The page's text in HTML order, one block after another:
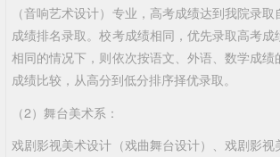
（音响艺术设计）专业，高考成绩达到我院录
成绩排名录取。校考成绩相同，优先录取高考
相同的情况下，则依次按语文、外语、数学成
成绩比较，从高分到低分排序择优录取。
（2）舞台美术系：
戏剧影视美术设计（戏曲舞台设计）、戏剧影